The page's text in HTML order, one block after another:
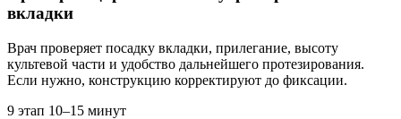
вкладки
Врач проверяет посадку вкладки, прилегание, высоту
культевой части и удобство дальнейшего протезирования.
Если нужно, конструкцию корректируют до фиксации.
9 этап 10–15 минут